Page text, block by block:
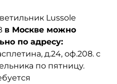
Lussole
в Москве можно
по адресу:
д.24, оф.208. с
по пятницу.